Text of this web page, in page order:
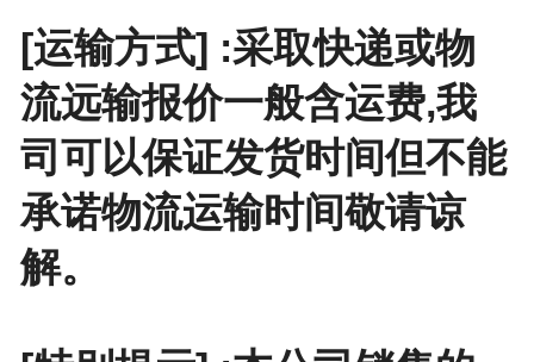
[运输方式] :采取快递或物
流远输报价一般含运费,我
司可以保证发货时间但不能
承诺物流运输时间敬请谅
解。